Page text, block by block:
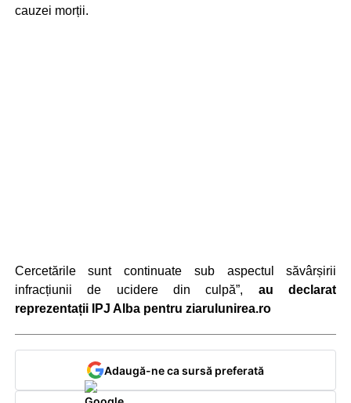
cauzei morții.
Cercetările sunt continuate sub aspectul săvârșirii
infracțiunii de ucidere din culpă”, au declarat
reprezentații IPJ Alba pentru ziarulunirea.ro
Adaugă-ne ca sursă preferată